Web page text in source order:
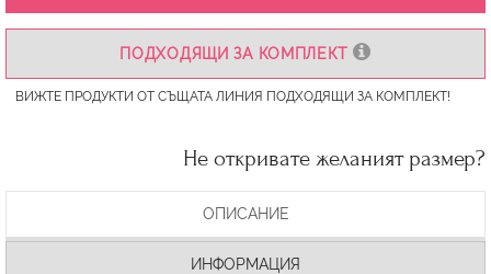
ПОДХОДЯЩИ ЗА КОМПЛЕКТ
ВИЖТЕ ПРОДУКТИ ОТ СЪЩАТА ЛИНИЯ ПОДХОДЯЩИ ЗА КОМПЛЕКТ!
Не откривате желаният размер?
ОПИСАНИЕ
ИНФОРМАЦИЯ